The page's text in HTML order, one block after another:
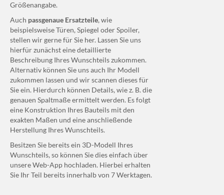
Größenangabe.
Auch passgenaue Ersatzteile, wie
beispielsweise Türen, Spiegel oder Spoiler,
stellen wir gerne für Sie her. Lassen Sie uns
hierfür zunächst einedetaillierte
Beschreibung Ihres Wunschteils zukommen.
Alternativ können Sie uns auch Ihr Modell
zukommen lassen und wir scannen dieses für
Sie ein. Hierdurch können Details, wie z. B. die
genauen Spaltmaße ermittelt werden. Es folgt
eine Konstruktion Ihres Bauteils mit den
exakten Maßen und eine anschließende
Herstellung Ihres Wunschteils.
Besitzen Sie bereits ein 3D-Modell Ihres
Wunschteils, so können Sie dies einfach über
unsere Web-App hochladen. Hierbei erhalten
Sie Ihr Teil bereits innerhalb von 7 Werktagen.